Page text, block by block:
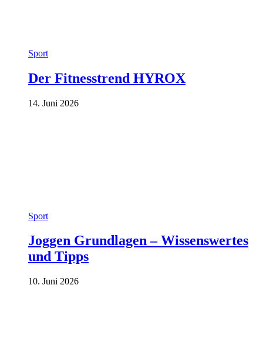
Sport
Der Fitnesstrend HYROX
14. Juni 2026
Sport
Joggen Grundlagen – Wissenswertes
und Tipps
10. Juni 2026